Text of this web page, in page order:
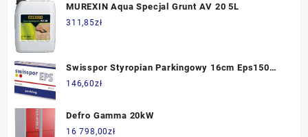
MUREXIN Aqua Specjal Grunt AV 20 5L
311,85zł
Swisspor Styropian Parkingowy 16cm Eps150
Biały 035
146,60zł
Defro Gamma 20kW
16 798,00zł